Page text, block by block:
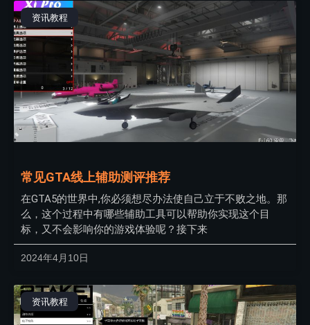
资讯教程
常见GTA线上辅助测评推荐
在GTA5的世界中,你必须想尽办法使自己立于不败之地。那
么，这个过程中有哪些辅助工具可以帮助你实现这个目
标，又不会影响你的游戏体验呢？接下来
2024年4月10日
资讯教程